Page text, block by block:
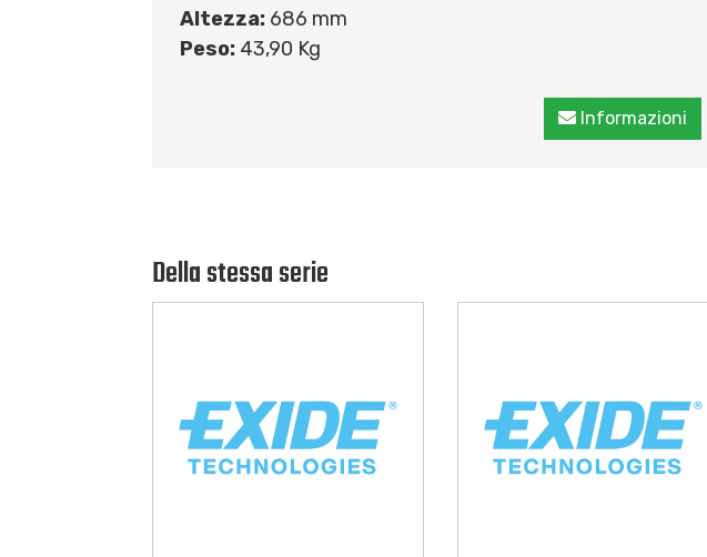
Altezza: 686 mm
Peso: 43,90 Kg
Informazioni
Della stessa serie